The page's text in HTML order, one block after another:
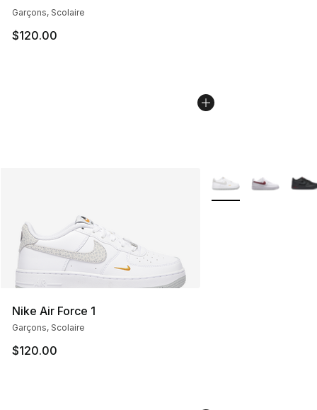
Garçons, Scolaire
$120.00
Nike Air Force 1
Garçons, Scolaire
$120.00
Plus de couleurs